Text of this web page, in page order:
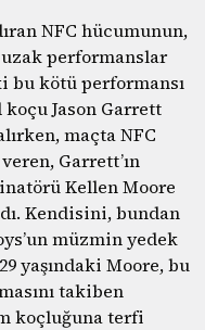
NFC hücumunun,
performanslar
bu kötü performansı
koçu Jason Garrett
maçta NFC
Garrett’ın
Kellen Moore
Kendisini, bundan
müzmin yedek
yaşındaki Moore, bu
takiben
koçluğuna terfi